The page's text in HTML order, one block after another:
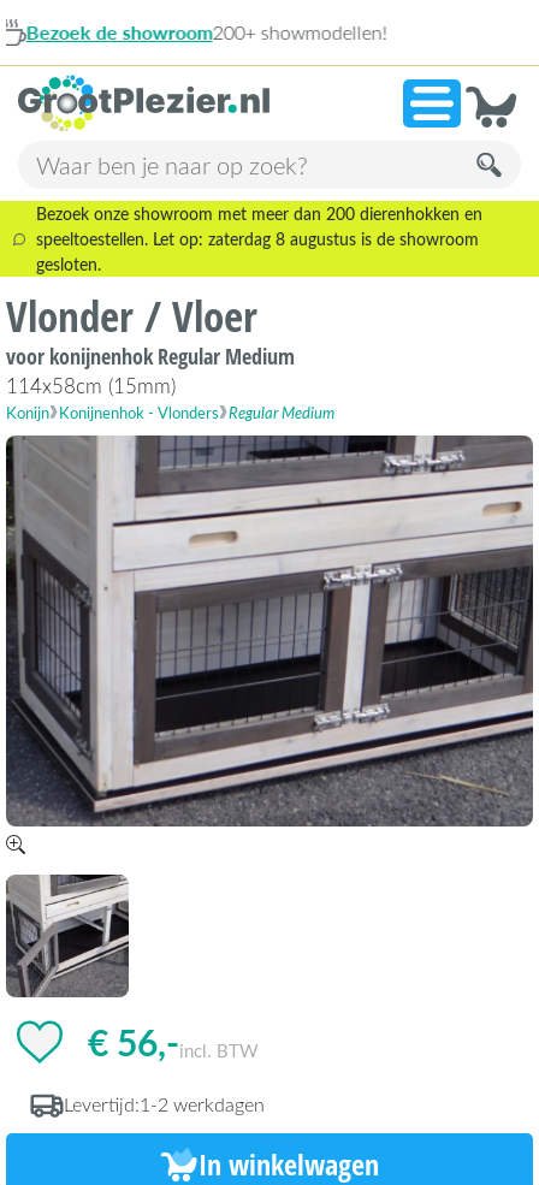
»
Bezoek onze showroom met meer dan 200 dierenhokken en
speeltoestellen. Let op: zaterdag 8 augustus is de showroom
gesloten.
Vlonder / Vloer
voor konijnenhok Regular Medium
114x58cm (15mm)
Konijn Konijnenhok - Vlonders Regular Medium
€ 56,-incl. BTW
Levertijd:1-2 werkdagen
In winkelwagen